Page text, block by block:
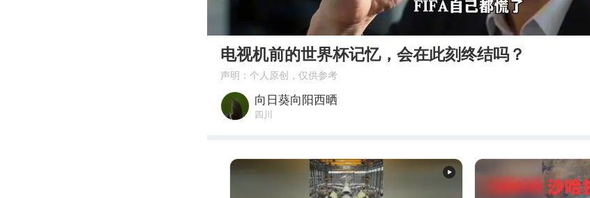
电视机前的世界杯记忆，会在此刻终结吗？
声明：个人原创，仅供参考
向日葵向阳西晒
四川